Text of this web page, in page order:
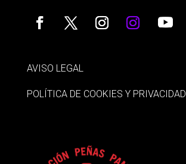
AVISO LEGAL
POLÍTICA DE COOKIES Y PRIVACIDAD